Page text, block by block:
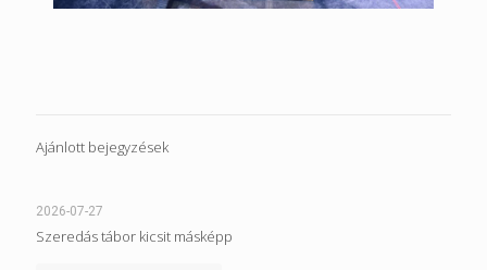
Ajánlott bejegyzések
2026-07-27
Szeredás tábor kicsit másképp